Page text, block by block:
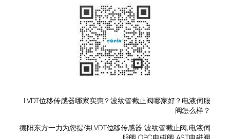
LVDT位移传感器哪家实惠？波纹管截止阀哪家好？电液伺服
阀怎么样？
德阳东方一力为您提供LVDT位移传感器,波纹管截止阀,电液伺
服阀,OPC电磁阀,AST电磁阀